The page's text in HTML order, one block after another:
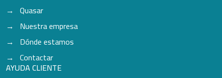
Quasar
Nuestra empresa
Dónde estamos
Contactar
AYUDA CLIENTE